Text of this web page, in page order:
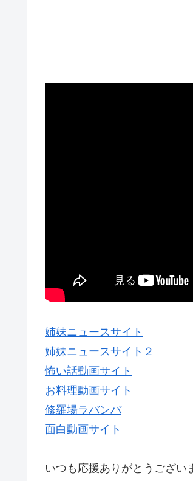
姉妹ニュースサイト
姉妹ニュースサイト２
怖い話動画サイト
お料理動画サイト
修羅場ラバンバ
面白動画サイト
いつも応援ありがとうござい